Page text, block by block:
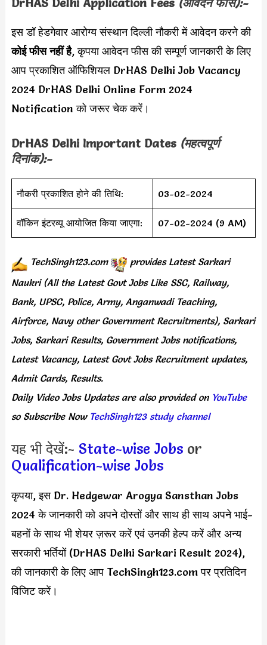
DrHAS Delhi Application Fees (आवेदन फीस):-
इस डॉ हेडगेवार आरोग्य संस्थान दिल्ली नौकरी में आवेदन करने की
कोई फीस नहीं है, कृपया आवेदन फीस की सम्पूर्ण जानकारी के लिए
आप प्रकाशित ऑफिशियल DrHAS Delhi Job Vacancy
2024 DrHAS Delhi Online Form 2024
Notification को जरूर चेक करें।
DrHAS Delhi Important Dates (महत्वपूर्ण
दिनांक):-
नौकरी प्रकाशित होने की तिथि: 03-02-2024
वॉकिन इंटरव्यू आयोजित किया जाएगा: 07-02-2024 (9 AM)
TechSingh123.com provides Latest Sarkari
Naukri (All the Latest Govt Jobs Like SSC, Railway,
Bank, UPSC, Police, Army, Anganwadi Teaching,
Airforce, Navy other Government Recruitments), Sarkari
Jobs, Sarkari Results, Government Jobs notifications,
Latest Vacancy, Latest Govt Jobs Recruitment updates,
Admit Cards, Results.
Daily Video Jobs Updates are also provided onYouTube
so Subscribe Now TechSingh123 study channel
यह भी देखें:- State-wise Jobs or
Qualification-wise Jobs
कृपया, इस Dr. Hedgewar Arogya Sansthan Jobs
2024 के जानकारी को अपने दोस्तों और साथ ही साथ अपने भाई-
बहनों के साथ भी शेयर ज़रूर करें एवं उनकी हेल्प करें और अन्य
सरकारी भर्तियों (DrHAS Delhi Sarkari Result 2024),
की जानकारी के लिए आप TechSingh123.com पर प्रतिदिन
विजिट करें।